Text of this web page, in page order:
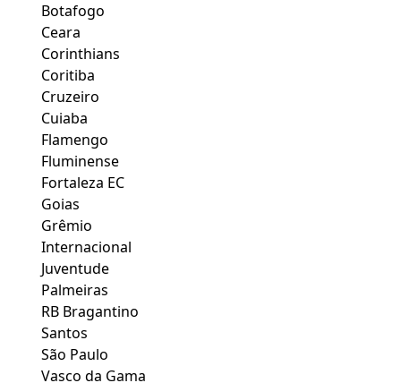
Botafogo
Ceara
Corinthians
Coritiba
Cruzeiro
Cuiaba
Flamengo
Fluminense
Fortaleza EC
Goias
Grêmio
Internacional
Juventude
Palmeiras
RB Bragantino
Santos
São Paulo
Vasco da Gama